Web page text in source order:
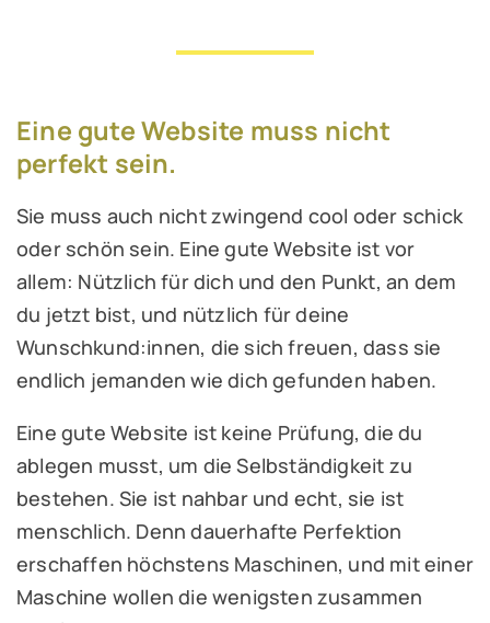
Eine gute Website muss nicht
perfekt sein.
Sie muss auch nicht zwingend cool oder schick
oder schön sein. Eine gute Website ist vor
allem: Nützlich für dich und den Punkt, an dem
du jetzt bist, und nützlich für deine
Wunschkund:innen, die sich freuen, dass sie
endlich jemanden wie dich gefunden haben.
Eine gute Website ist keine Prüfung, die du
ablegen musst, um die Selbständigkeit zu
bestehen. Sie ist nahbar und echt, sie ist
menschlich. Denn dauerhafte Perfektion
erschaffen höchstens Maschinen, und mit einer
Maschine wollen die wenigsten zusammen